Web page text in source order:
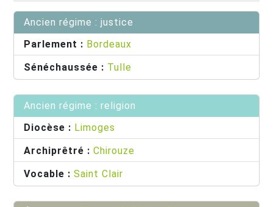
Ancien régime : justice
Parlement : Bordeaux
Sénéchaussée : Tulle
Ancien régime : religion
Diocèse : Limoges
Archiprêtré : Chirouze
Vocable : Saint Clair